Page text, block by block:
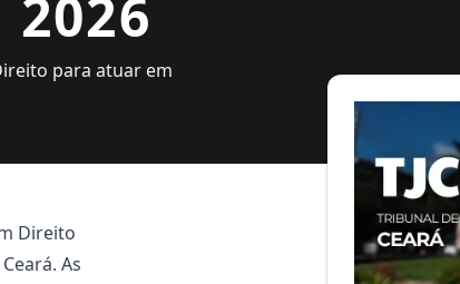
para atuar em
Direito
As